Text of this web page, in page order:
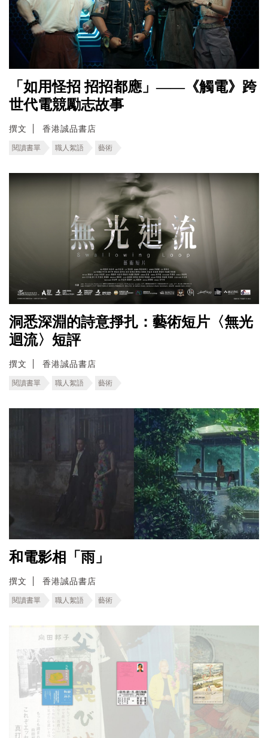
「如用怪招 招招都應」——《觸電》跨
世代電競勵志故事
撰文 香港誠品書店
閱讀書單 職人絮語 藝術
洞悉深淵的詩意掙扎：藝術短片〈無光
迴流〉短評
撰文 香港誠品書店
閱讀書單 職人絮語 藝術
和電影相「雨」
撰文 香港誠品書店
閱讀書單 職人絮語 藝術